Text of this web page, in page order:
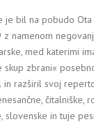
je bil na pobudo Ota
namenom
med katerimi
skup zbrani«
razširil svoj
čitalniške,
slovenske in tuje